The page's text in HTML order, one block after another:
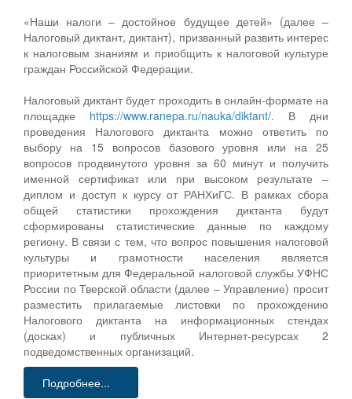
«Наши налоги – достойное будущее детей» (далее –
Налоговый диктант, диктант), призванный развить интерес
к налоговым знаниям и приобщить к налоговой культуре
граждан Российской Федерации.
Налоговый диктант будет проходить в онлайн-формате на
площадке https://www.ranepa.ru/nauka/diktant/. В дни
проведения Налогового диктанта можно ответить по
выбору на 15 вопросов базового уровня или на 25
вопросов продвинутого уровня за 60 минут и получить
именной сертификат или при высоком результате –
диплом и доступ к курсу от РАНХиГС. В рамках сбора
общей статистики прохождения диктанта будут
сформированы статистические данные по каждому
региону. В связи с тем, что вопрос повышения налоговой
культуры и грамотности населения является
приоритетным для Федеральной налоговой службы УФНС
России по Тверской области (далее – Управление) просит
разместить прилагаемые листовки по прохождению
Налогового диктанта на информационных стендах
(досках) и публичных Интернет-ресурсах 2
подведомственных организаций.
Подробнее...